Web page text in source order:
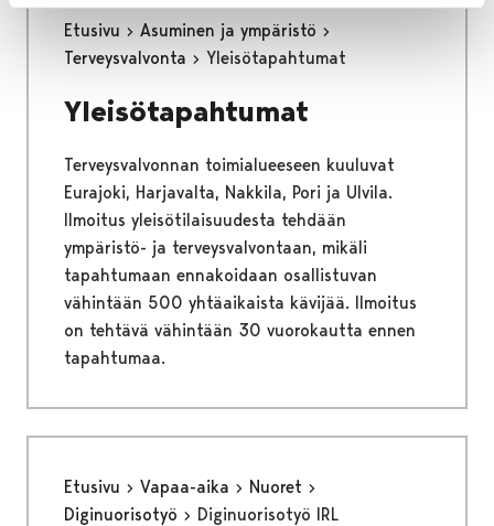
Etusivu
Asuminen ja ympäristö
Terveysvalvonta
Yleisötapahtumat
Yleisötapahtumat
Terveysvalvonnan toimialueeseen kuuluvat
Eurajoki, Harjavalta, Nakkila, Pori ja Ulvila.
Ilmoitus yleisötilaisuudesta tehdään
ympäristö- ja terveysvalvontaan, mikäli
tapahtumaan ennakoidaan osallistuvan
vähintään 500 yhtäaikaista kävijää. Ilmoitus
on tehtävä vähintään 30 vuorokautta ennen
tapahtumaa.
Etusivu Vapaa-aika
Nuoret
Diginuorisotyö
Diginuorisotyö IRL